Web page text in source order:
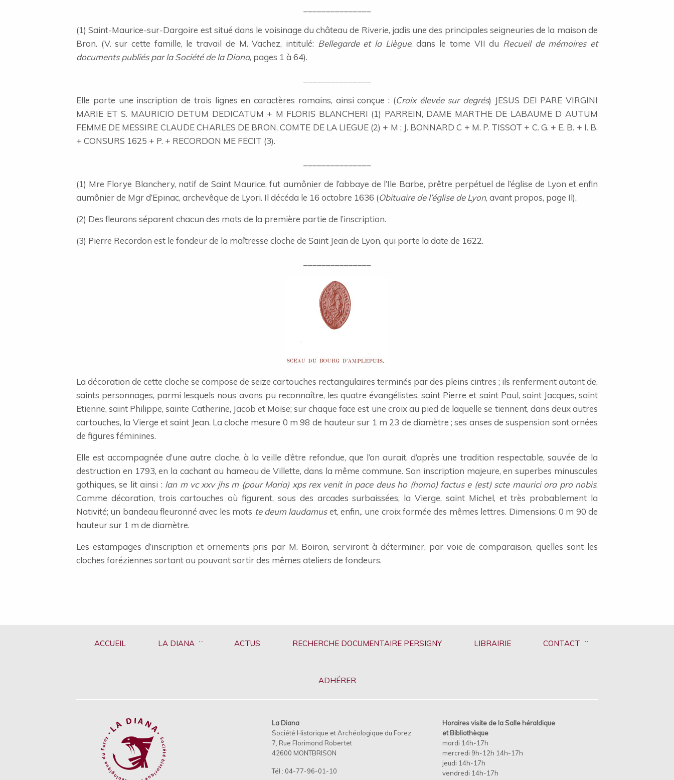
(1) Saint-Maurice-sur-Dargoire est situé dans le voisinage du château de Riverie, jadis une des principales seigneuries de la maison de
Bron. (V. sur cette famille, le travail de M. Vachez, intitulé: Bellegarde et la Liègue, dans le tome VII du Recueil de mémoires et
documents publiés par la Société de la Diana, pages 1 à 64).
Elle porte une inscription de trois lignes en caractères romains, ainsi conçue : (Croix élevée sur degrés) JESUS DEI PARE VIRGINI
MARIE ET S. MAURICIO DETUM DEDICATUM + M FLORIS BLANCHERI (1) PARREIN, DAME MARTHE DE LABAUME D AUTUM
FEMME DE MESSIRE CLAUDE CHARLES DE BRON, COMTE DE LA LIEGUE (2) + M ; J. BONNARD C + M. P. TISSOT + C. G. + E. B. + I. B.
+ CONSURS 1625 + P. + RECORDON ME FECIT (3).
(1) Mre Florye Blanchery, natif de Saint Maurice, fut aumônier de l’abbaye de l’Ile Barbe, prêtre perpétuel de l’église de Lyon et enfin
aumônier de Mgr d’Epinac, archevêque de Lyori. Il décéda le 16 octobre 1636 (Obituaire de l’église de Lyon, avant propos, page Il).
(2) Des fleurons séparent chacun des mots de la première partie de l’inscription.
(3) Pierre Recordon est le fondeur de la maîtresse cloche de Saint Jean de Lyon, qui porte la date de 1622.
La décoration de cette cloche se compose de seize cartouches rectangulaires terminés par des pleins cintres ; ils renferment autant de,
saints personnages, parmi lesquels nous avons pu reconnaître, les quatre évangélistes, saint Pierre et saint Paul, saint Jacques, saint
Etienne, saint Philippe, sainte Catherine, Jacob et Moïse; sur chaque face est une croix au pied de laquelle se tiennent, dans deux autres
cartouches, la Vierge et saint Jean. La cloche mesure 0 m 98 de hauteur sur 1 m 23 de diamètre ; ses anses de suspension sont ornées
de figures féminines.
Elle est accompagnée d’une autre cloche, à la veille d’être refondue, que l’on aurait, d’après une tradition respectable, sauvée de la
destruction en 1793, en la cachant au hameau de Villette, dans la même commune. Son inscription majeure, en superbes minuscules
gothiques, se lit ainsi : lan m vc xxv jhs m (pour Maria) xps rex venit in pace deus ho (homo) factus e (est) scte maurici ora pro nobis.
Comme décoration, trois cartouches où figurent, sous des arcades surbaissées, la Vierge, saint Michel, et très probablement la
Nativité; un bandeau fleuronné avec les mots te deum laudamuset, enfin,. une croix formée des mêmes lettres. Dimensions: 0 m 90 de
hauteur sur 1 m de diamètre.
Les estampages d’inscription et ornements pris par M. Boiron, serviront à déterminer, par voie de comparaison, quelles sont les
cloches foréziennes sortant ou pouvant sortir des mêmes ateliers de fondeurs.
ACCUEIL LA DIANA ACTUS RECHERCHE DOCUMENTAIRE PERSIGNY LIBRAIRIE CONTACT
ADHÉRER
La Diana
Société Historique et Archéologique du Forez
7, Rue Florimond Robertet
42600 MONTBRISON
Tél : 04-77-96-01-10
Horaires visite de la Salle héraldique
etBibliothèque
mardi 14h-17h
mercredi 9h-12h 14h-17h
jeudi 14h-17h
vendredi 14h-17h